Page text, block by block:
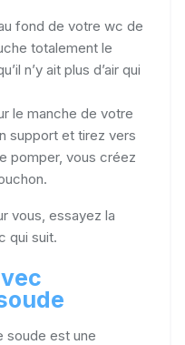
fond de votre wc de
totalement le
n’y ait plus d’air qui
le manche de votre
support et tirez vers
pomper, vous créez
vous, essayez la
qui suit.
soude est une